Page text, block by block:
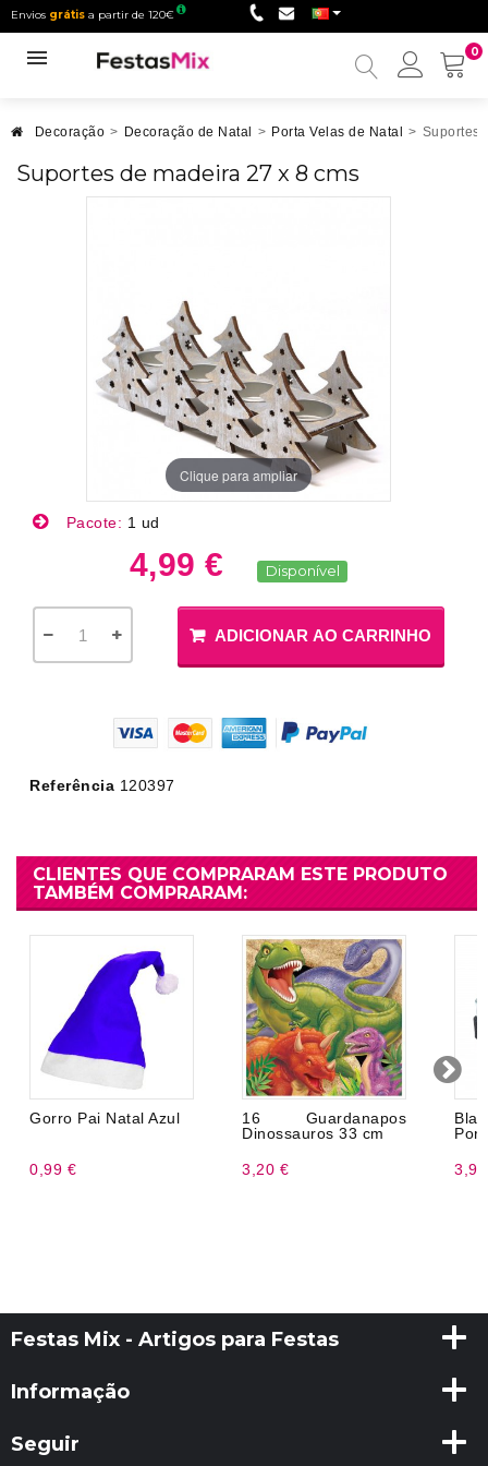
Envios grátis a partir de 120€
0
Minha
Decoração > Decoração de Natal > Porta Velas de Natal > Suportes
Suportes de madeira 27 x 8 cms
Clique para ampliar
Pacote: 1 ud
4,99 € Disponível
ADICIONAR AO CARRINHO
Referência 120397
CLIENTES QUE COMPRARAM ESTE PRODUTO
TAMBÉM COMPRARAM:
Gorro Pai Natal Azul
0,99 €
16 Guardanapos
Dinossauros 33 cm
3,20 €
Festas Mix - Artigos para Festas
Informação
Seguir